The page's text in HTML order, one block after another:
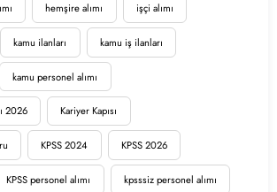
hemşire alımı işçi alımı
kamu ilanları kamu iş ilanları
kamu personel alımı
2026 Kariyer Kapısı
KPSS 2024 KPSS 2026
KPSS personel alımı kpsssiz personel alımı